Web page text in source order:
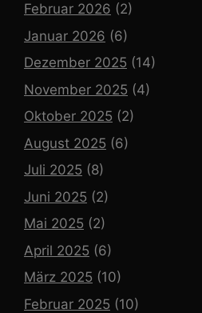
Februar 2026 (2)
Januar 2026 (6)
Dezember 2025 (14)
November 2025 (4)
Oktober 2025 (2)
August 2025 (6)
Juli 2025 (8)
Juni 2025 (2)
Mai 2025 (2)
April 2025 (6)
März 2025 (10)
Februar 2025 (10)